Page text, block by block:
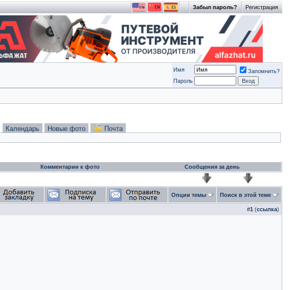
Регистрация
Забыл пароль?
Имя
Запомнить?
Пароль
Календарь Новые фото Почта
Комментарии к фото Сообщения за день
Опции темы Поиск в этой теме
#1 (ссылка)